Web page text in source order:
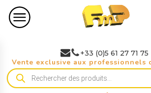
+33 (0)5 61 27 71 75
Vente exclusive aux professionnels
Recherche
de